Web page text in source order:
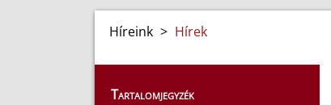
Híreink > Hírek
Tartalomjegyzék